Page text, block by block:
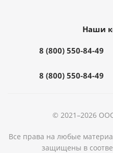
Наши
8 (800) 550-84-49
8 (800) 550-84-49
© 2021–2026
Все права на любые
защищены в